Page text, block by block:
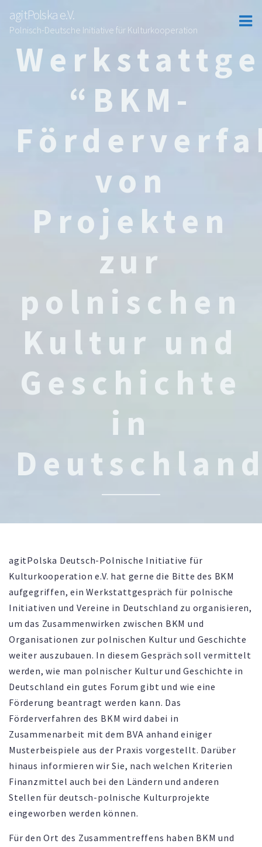
agitPolska e.V.
Polnisch-Deutsche Initiative für Kulturkooperation
“BKM-
von
Projekten
zur
polnischen
Kultur und
Geschichte
in
agitPolska Deutsch-Polnische Initiative für
Kulturkooperation e.V. hat gerne die Bitte des BKM
aufgegriffen, ein Werkstattgespräch für polnische
Initiativen und Vereine in Deutschland zu organisieren,
um das Zusammenwirken zwischen BKM und
Organisationen zur polnischen Kultur und Geschichte
weiter auszubauen. In diesem Gespräch soll vermittelt
werden, wie man polnischer Kultur und Geschichte in
Deutschland ein gutes Forum gibt und wie eine
Förderung beantragt werden kann. Das
Förderverfahren des BKM wird dabei in
Zusammenarbeit mit dem BVA anhand einiger
Musterbeispiele aus der Praxis vorgestellt. Darüber
hinaus informieren wir Sie, nach welchen Kriterien
Finanzmittel auch bei den Ländern und anderen
Stellen für deutsch-polnische Kulturprojekte
eingeworben werden können.
Für den Ort des Zusammentreffens haben BKM und